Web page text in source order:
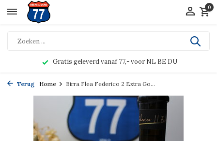
0
Gratis geleverd vanaf 77,- voor NL BE DU
Terug Home Birra Flea Federico 2 Extra Go...